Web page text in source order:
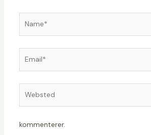
kommenterer.